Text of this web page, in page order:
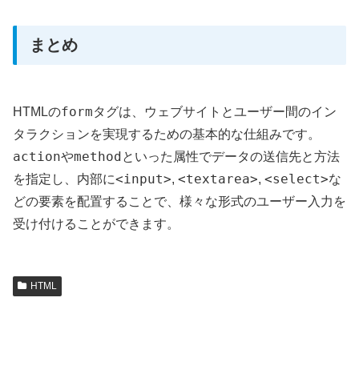
まとめ
HTMLのformタグは、ウェブサイトとユーザー間のイン
タラクションを実現するための基本的な仕組みです。
actionやmethodといった属性でデータの送信先と方法
を指定し、内部に<input>, <textarea>, <select>な
どの要素を配置することで、様々な形式のユーザー入力を
受け付けることができます。
HTML